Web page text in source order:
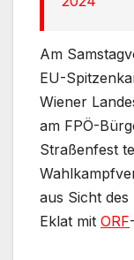
Am
EU-
Wiener
am FPÖ-
Straßenfest
aus Sicht
Eklat mit ORF